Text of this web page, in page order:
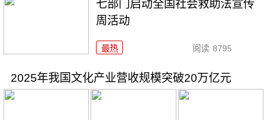
七部门启动全国社会救助法宣传
周活动
最热 阅读 8795
2025年我国文化产业营收规模突破20万亿元